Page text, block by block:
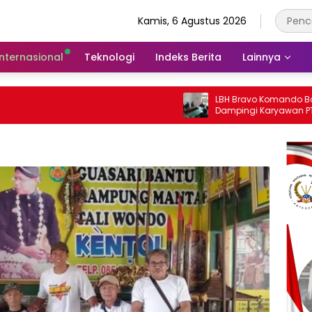
Kamis, 6 Agustus 2026
Teknologi Indeks Berita Lainnya
LBH Bravo Komando Bogor Raya
Dampingi Karyawan PT ACL dalam
Sengketa PHK di Disnaker Kabupaten